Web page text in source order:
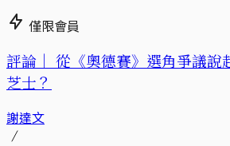
僅限會員
評論｜ 從《奧德賽》選角爭議說
芝士？
謝達文